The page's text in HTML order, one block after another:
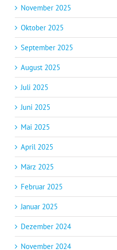
November 2025
Oktober 2025
September 2025
August 2025
Juli 2025
Juni 2025
Mai 2025
April 2025
März 2025
Februar 2025
Januar 2025
Dezember 2024
November 2024